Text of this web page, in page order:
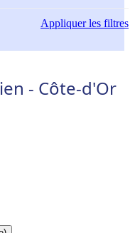
Appliquerles filtres
- Côte-d'Or